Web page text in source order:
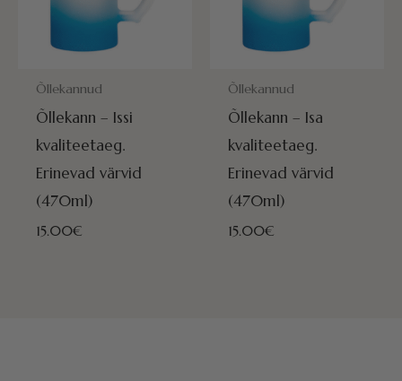
POSTITAMISEKS VALMIS HOMME!
Õllekannud
Õllekann – Issi
kvaliteetaeg.
Erinevad värvid
(470ml)
15.00€
POSTITAMISEKS VALMIS
Õllekannud
Õllekann – Isa
kvaliteetaeg.
Erinevad värvid
(470ml)
15.00€